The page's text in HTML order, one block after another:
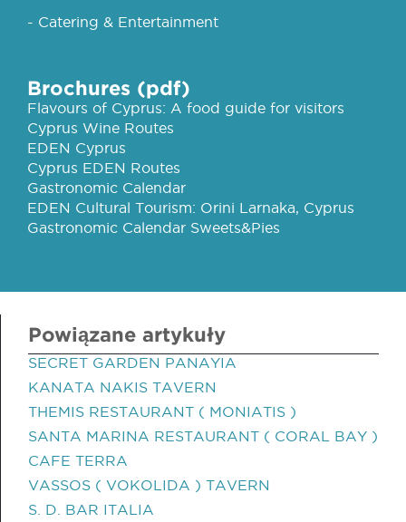
- Catering & Entertainment
Brochures (pdf)
Flavours of Cyprus: A food guide for visitors
Cyprus Wine Routes
EDEN Cyprus
Cyprus EDEN Routes
Gastronomic Calendar
EDEN Cultural Tourism: Orini Larnaka, Cyprus
Gastronomic Calendar Sweets&Pies
Powiązane artykuły
SECRET GARDEN PANAYIA
KANATA NAKIS TAVERN
THEMIS RESTAURANT ( MONIATIS )
SANTA MARINA RESTAURANT ( CORAL BAY )
CAFE TERRA
VASSOS ( VOKOLIDA ) TAVERN
S. D. BAR ITALIA